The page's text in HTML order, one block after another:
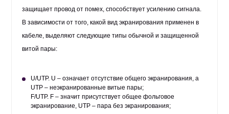
защищает провод от помех, способствует усилению сигнала.
В зависимости от того, какой вид экранирования применен в
кабеле, выделяют следующие типы обычной и защищенной
витой пары:
U/UTP. U – означает отсутствие общего экранирования, а
UTP – неэкранированные витые пары;
F/UTP. F – значит присутствует общее фольговое
экранирование, UTP – пара без экранирования;